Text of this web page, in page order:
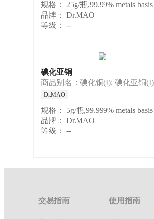
规格：
25g/瓶,99.99% metals basis
品牌：
Dr.MAO
等级：
--
碘化亚铜
商品别名：碘化铜(I); 碘化亚铜(I)
Dr.MAO
规格：
5g/瓶,99.999% metals basis
品牌：
Dr.MAO
等级：
--
交易指南 使用指南